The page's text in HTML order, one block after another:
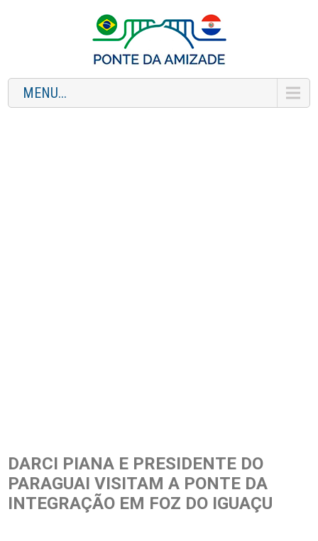
MENU...
DARCI PIANA E PRESIDENTE DO
PARAGUAI VISITAM A PONTE DA
INTEGRAÇÃO EM FOZ DO IGUAÇU